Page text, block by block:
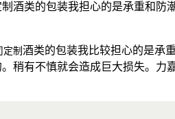
酒类的包装我担心的是承重和
制酒类的包装我比较担心的是承
稍有不慎就会造成巨大损失。